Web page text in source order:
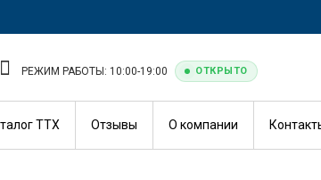
РЕЖИМ РАБОТЫ: 10:00-19:00 ОТКРЫТО
ТТХ Отзывы О компании